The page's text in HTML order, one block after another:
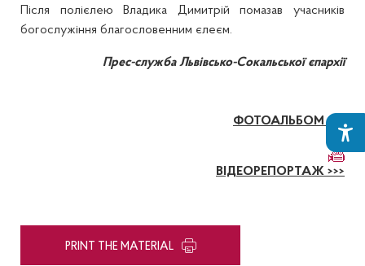
Після полієлею Владика Димитрій помазав учасників
богослужіння благословенним єлеєм.
Прес-служба Львівсько-Сокальської єпархії
ФОТОАЛЬБОМ >>>
ВІДЕОРЕПОРТАЖ >>>
PRINT THE MATERIAL